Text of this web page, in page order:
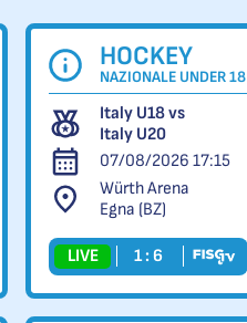
HOCKEY
NAZIONALE UNDER 18
Italy U18 vs
Italy U20
07/08/2026 17:15
Würth Arena
Egna (BZ)
LIVE 1 : 6